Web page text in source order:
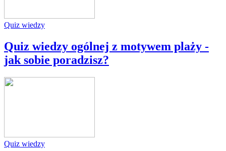
Quiz wiedzy
Quiz wiedzy ogólnej z motywem plaży -
jak sobie poradzisz?
Quiz wiedzy